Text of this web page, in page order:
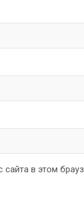
сайта в этом